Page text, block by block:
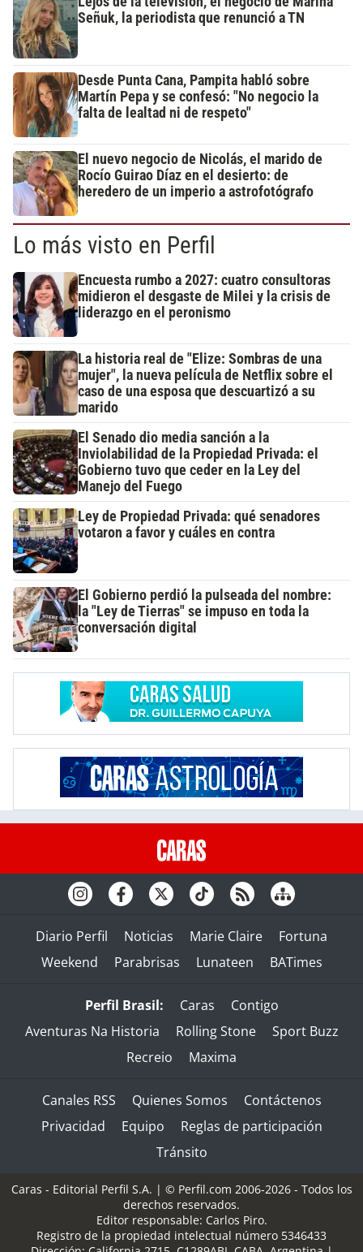
Señuk, la periodista que renunció a TN
Desde Punta Cana, Pampita habló sobre
Martín Pepa y se confesó: "No negocio la
falta de lealtad ni de respeto"
El nuevo negocio de Nicolás, el marido de
Rocío Guirao Díaz en el desierto: de
heredero de un imperio a astrofotógrafo
Lo más visto en Perfil
Encuesta rumbo a 2027: cuatro consultoras
midieron el desgaste de Milei y la crisis de
liderazgo en el peronismo
La historia real de "Elize: Sombras de una
mujer", la nueva película de Netflix sobre el
caso de una esposa que descuartizó a su
marido
El Senado dio media sanción a la
Inviolabilidad de la Propiedad Privada: el
Gobierno tuvo que ceder en la Ley del
Manejo del Fuego
Ley de Propiedad Privada: qué senadores
votaron a favor y cuáles en contra
El Gobierno perdió la pulseada del nombre:
la "Ley de Tierras" se impuso en toda la
conversación digital
Diario Perfil Noticias Marie Claire
Fortuna
Weekend
Parabrisas Lunateen BATimes
Perfil Brasil: Caras
Contigo
Aventuras Na Historia
Rolling Stone
Sport Buzz
Recreio
Maxima
Canales RSS Quienes Somos
Contáctenos
Privacidad
Equipo
Reglas de participación
Tránsito
Caras - Editorial Perfil S.A. | © Perfil.com 2006-2026 - Todos los
derechos reservados.
Editor responsable: Carlos Piro.
Registro de la propiedad intelectual número 5346433